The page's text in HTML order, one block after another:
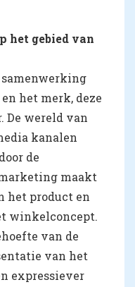
het gebied van
samenwerking
het merk, deze
De wereld van
kanalen
de
maakt
het product en
winkelconcept.
van de
van het
expressiever